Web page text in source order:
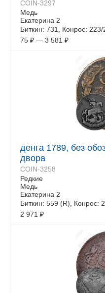
COIN-3297
Медь
Екатерина 2
Биткин: 731, Конрос: 223/
75 ₽ — 3 581 ₽
денга 1789, без
двора
COIN-3258
Редкие
Медь
Екатерина 2
Биткин: 559 (R), Конрос:
2 971 ₽